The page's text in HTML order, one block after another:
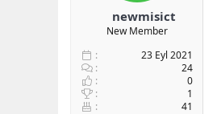
newmisict
New Member
23 Eyl 2021
24
0
1
41